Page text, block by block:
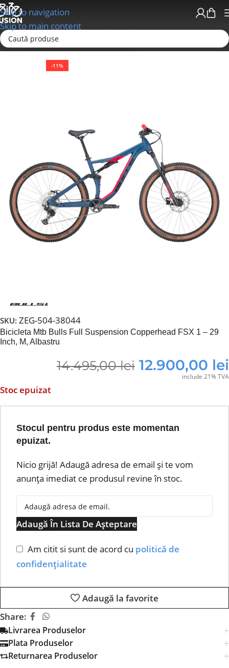
Skip to navigation
Skip to main content
Prima pagină
-11%
SKU: ZEG-504-38044
Bicicleta Mtb Bulls Full Suspension Copperhead FSX 1 – 29
Inch, M, Albastru
14.495,00lei 12.900,00 lei
include 21% TVA
Stoc epuizat
Stocul pentru produs este momentan
epuizat.
Nicio grijă! Adaugă adresa de email și te vom
anunța imediat ce produsul revine în stoc.
Adaugă În Lista De Așteptare
Am citit si sunt de acord cu politică de
confidențialitate
Adaugă la favorite
Share:
Livrarea Produselor
Plata Produselor
Returnarea Produselor